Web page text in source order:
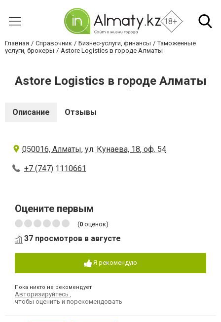
18+
Главная Справочник Бизнес-услуги, финансы
Таможенные
услуги, брокеры
Astore Logistics в городе Алматы
Astore Logistics в городе Алматы
Описание Отзывы
050016, Алматы, ул. Кунаева, 18, оф. 54
+7 (747) 1110661
Оцените первым
(0 оценок)
37 просмотров в августе
Я рекомендую
Пока никто не рекомендует
Авторизируйтесь
чтобы оценить и порекомендовать